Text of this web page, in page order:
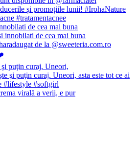
de cea mai buna
puţin curaj. Uneori,
virală a verii, e pur